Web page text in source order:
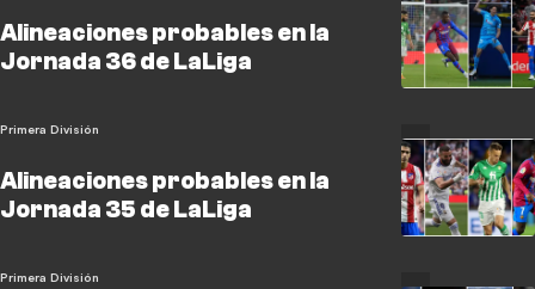
Alineaciones probables en la
Jornada 36 de LaLiga
Primera División
Alineaciones probables en la
Jornada 35 de LaLiga
Primera División